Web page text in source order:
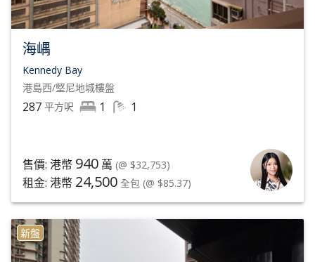
海嵎
Kennedy Bay
港島西/堅尼地城樓盤
287 平方呎 1 1
售價: 港幣 940 萬 (@ $32,753)
租金: 港幣 24,500 全包 (@ $85.37)
新盤